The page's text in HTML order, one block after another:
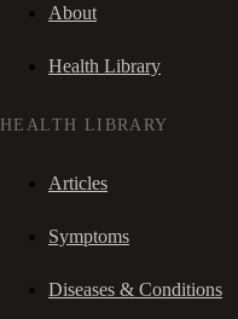
About
Health Library
HEALTH LIBRARY
Articles
Symptoms
Diseases & Conditions